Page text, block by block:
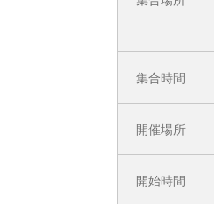
集合時間
開催場所
開始時間